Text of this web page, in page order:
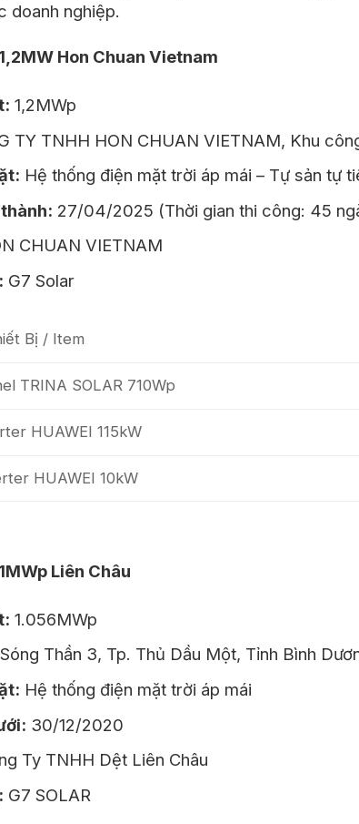
doanh nghiệp.
Hon Chuan Vietnam
1,2MWp
TY TNHH HON CHUAN VIETNAM, Khu
Hệ thống điện mặt trời áp mái – Tự sản tự
27/04/2025 (Thời gian thi công: 45
CHUAN VIETNAM
G7 Solar
Bị / Item
TRINA SOLAR 710Wp
HUAWEI 115kW
HUAWEI 10kW
Liên Châu
1.056MWp
Thần 3, Tp. Thủ Dầu Một, Tỉnh Bình
Hệ thống điện mặt trời áp mái
30/12/2020
Ty TNHH Dệt Liên Châu
G7 SOLAR